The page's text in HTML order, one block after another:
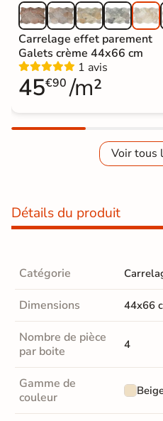
Carrelage effet parement
Galets crème 44x66 cm
1 avis
45€90 /m²
Voir tous
Détails du produit
Catégorie
Dimensions 44x66
Nombre de pièce
par boite
4
Gamme de
couleur